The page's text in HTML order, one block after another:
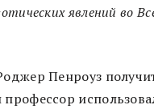
явлений во
Пенроуз
профессор